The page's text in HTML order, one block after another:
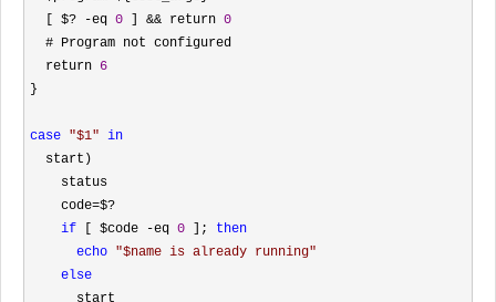
  [ $
? -eq 0 ] && return 0
  return
6
}
case "$1" in
    code
=$?
if [ $code -eq 0 ]; then
echo "$name is already running"
else